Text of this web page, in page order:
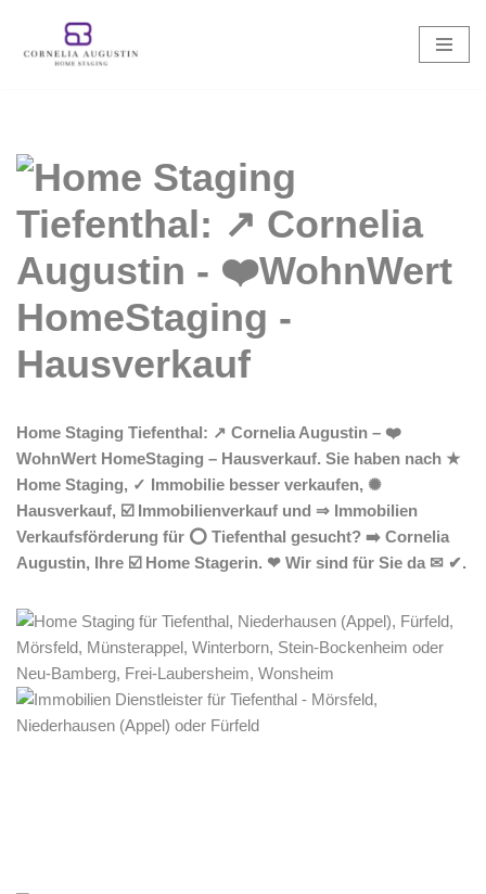
Zum
Home Staging Tiefenthal: ↗️ Cornelia Augustin – ❤️
WohnWert HomeStaging – Hausverkauf. Sie haben nach ★
Home Staging, ✓ Immobilie besser verkaufen, ✺
Hausverkauf, ☑️ Immobilienverkauf und ⇒ Immobilien
Verkaufsförderung für ⭕ Tiefenthal gesucht? ➡️ Cornelia
Augustin, Ihre ☑️ Home Stagerin. ❤ Wir sind für Sie da ✉ ✔.